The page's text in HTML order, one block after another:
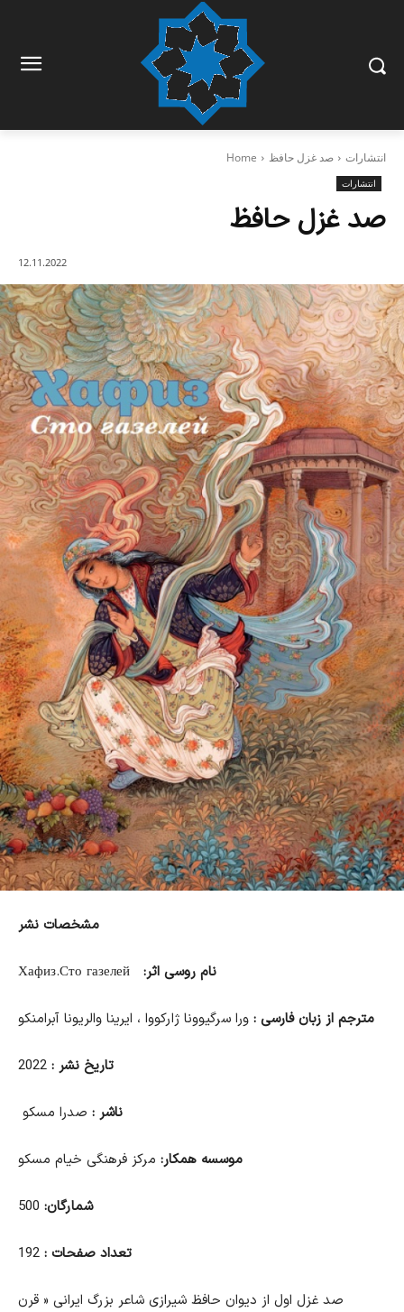
Home انتشارات صد غزل حافظ
انتشارات
صد غزل حافظ
12.11.2022
مشخصات نشر
نام روسی اثر: Хафиз
مترجم از زبان فارسی : ورا سرگیوونا ژارکووا ، ایرینا والریونا آبرامنکو
تاریخ نشر :
2022
ناشر : صدرا مسکو
موسسه همکار: مرکز فرهنگی خیام مسکو
شمارگان:
تعداد صفحات : 192
صد غزل اول از دیوان حافظ شیرازی شاعر بزرگ ایرانی « قرن